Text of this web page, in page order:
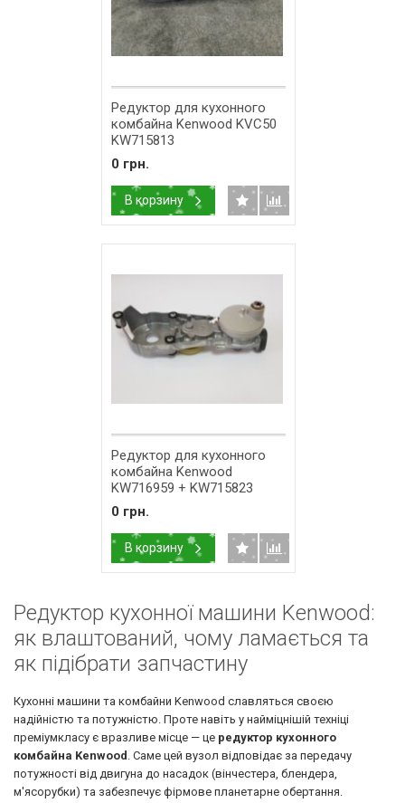
Редуктор для кухонного
комбайна Kenwood KVC50
KW715813
0 грн.
В корзину
Редуктор для кухонного
комбайна Kenwood
KW716959 + KW715823
0 грн.
В корзину
Редуктор кухонної машини Kenwood:
як влаштований, чому ламається та
як підібрати запчастину
Кухонні машини та комбайни Kenwood славляться своєю
надійністю та потужністю. Проте навіть у найміцнішій техніці
преміумкласу є вразливе місце — це редуктор кухонного
комбайна Kenwood . Саме цей вузол відповідає за передачу
потужності від двигуна до насадок (вінчестера, блендера,
м'ясорубки) та забезпечує фірмове планетарне обертання.